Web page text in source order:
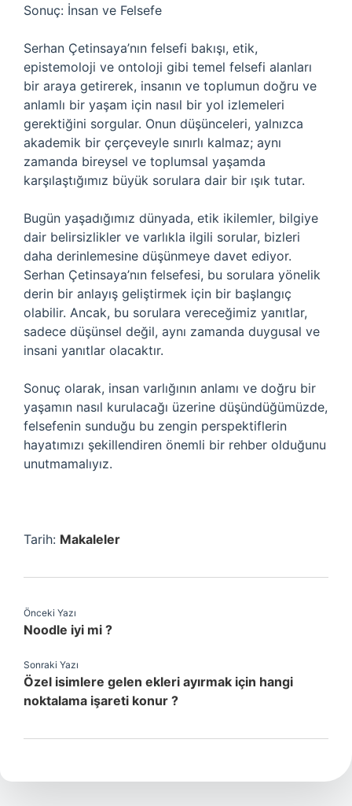
Sonuç: İnsan ve Felsefe
Serhan Çetinsaya’nın felsefi bakışı, etik,
epistemoloji ve ontoloji gibi temel felsefi alanları
bir araya getirerek, insanın ve toplumun doğru ve
anlamlı bir yaşam için nasıl bir yol izlemeleri
gerektiğini sorgular. Onun düşünceleri, yalnızca
akademik bir çerçeveyle sınırlı kalmaz; aynı
zamanda bireysel ve toplumsal yaşamda
karşılaştığımız büyük sorulara dair bir ışık tutar.
Bugün yaşadığımız dünyada, etik ikilemler, bilgiye
dair belirsizlikler ve varlıkla ilgili sorular, bizleri
daha derinlemesine düşünmeye davet ediyor.
Serhan Çetinsaya’nın felsefesi, bu sorulara yönelik
derin bir anlayış geliştirmek için bir başlangıç
olabilir. Ancak, bu sorulara vereceğimiz yanıtlar,
sadece düşünsel değil, aynı zamanda duygusal ve
insani yanıtlar olacaktır.
Sonuç olarak, insan varlığının anlamı ve doğru bir
yaşamın nasıl kurulacağı üzerine düşündüğümüzde,
felsefenin sunduğu bu zengin perspektiflerin
hayatımızı şekillendiren önemli bir rehber olduğunu
unutmamalıyız.
Tarih: Makaleler
Önceki Yazı
Noodle iyi mi ?
Sonraki Yazı
Özel isimlere gelen ekleri ayırmak için hangi
noktalama işareti konur ?